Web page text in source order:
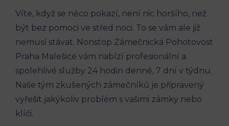
Víte, když se něco pokazí, není nic horšího, než
být bez pomoci ve střed noci. To se vám ale již
nemusí stávat. Nonstop Zámečnická Pohotovost
Praha Malešice vám nabízí profesionální a
spolehlivé služby 24 hodin denně, 7 dní v týdnu.
Naše tým zkušených zámečníků je připravený
vyřešit jakýkoliv problém s vašimi zámky nebo
klíči.